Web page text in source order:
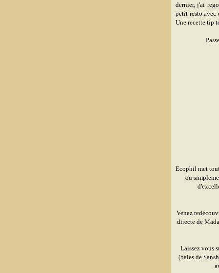
dernier, j'ai
petit resto avec
Une recette tip
Ecophil met
ou
Venez
directe de
Laissez vous
(baies de